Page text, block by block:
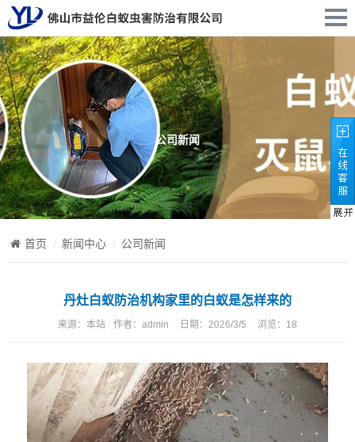
公司新闻
首页 新闻中心 公司新闻
丹灶白蚁防治机构家里的白蚁是怎样来的
来源： 本站 作者： admin 日期： 2026/3/5 浏览： 18